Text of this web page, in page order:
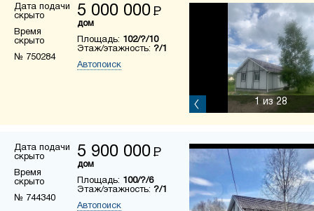
Дата подачи
скрыто
Время
скрыто
№ 750284
5 000 000 Р
дом
Площадь: 102/?/10
Этаж/этажность: ?/1
Автопоиск
1из 28
Дата подачи
скрыто
Время
скрыто
№ 744340
5 900 000 Р
дом
Площадь: 100/?/6
Этаж/этажность: ?/1
Автопоиск